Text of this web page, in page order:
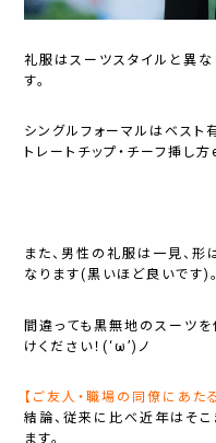
礼服はスーツスタイルと異
す。
シングルフォーマルはベス
トレートチップ・チーフ挿し
また、男性の礼服は一見、
なります(黒いほど良いです)。
間違っても黒無地のスーツ
けください！(‘ω’)ノ
【ご友人・職場の同僚にあた
結論、従来に比べ近年はそ
ます。